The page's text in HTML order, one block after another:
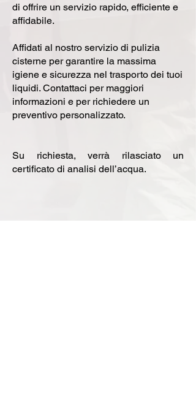
di offrire un servizio rapido, efficiente e
affidabile.
Affidati al nostro servizio di pulizia
cisterne per garantire la massima
igiene e sicurezza nel trasporto dei tuoi
liquidi. Contattaci per maggiori
informazioni e per richiedere un
preventivo personalizzato.
Su richiesta, verrà rilasciato un
certificato di analisi dell’acqua.